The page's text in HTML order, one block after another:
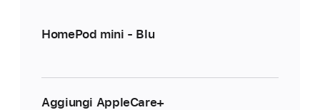
HomePod mini - Blu
Aggiungi AppleCare+